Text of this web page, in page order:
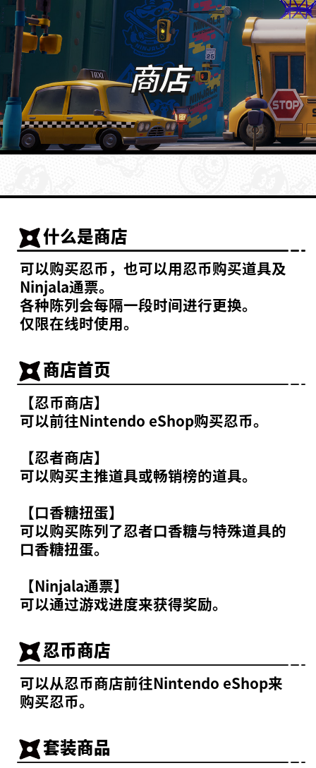
什么是Ninjala？
什么是Ninjala？
游玩方法
忍者口香糖
场地
视频
在线说明书
商店
什么是商店
可以购买忍币，也可以用忍币购买道具及
Ninjala通票。
各种陈列会每隔一段时间进行更换。
仅限在线时使用。
商店首页
【忍币商店】
可以前往Nintendo eShop购买忍币。
【忍者商店】
可以购买主推道具或畅销榜的道具。
【口香糖扭蛋】
可以购买陈列了忍者口香糖与特殊道具的
口香糖扭蛋。
【Ninjala通票】
可以通过游戏进度来获得奖励。
忍币商店
可以从忍币商店前往Nintendo eShop来
购买忍币。
套装商品